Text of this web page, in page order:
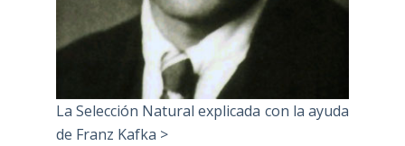
La Selección Natural explicada con la ayuda
de Franz Kafka >